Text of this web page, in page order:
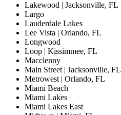
Lakewood | Jacksonville, FL
Largo
Lauderdale Lakes
Lee Vista | Orlando, FL
Longwood
Loop | Kissimmee, FL
Macclenny
Main Street | Jacksonville, FL
Metrowest | Orlando, FL
Miami Beach
Miami Lakes
Miami Lakes East